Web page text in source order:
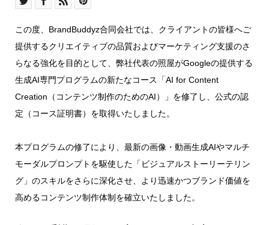
この度、BrandBuddyz合同会社では、クライアントの皆様へご
提供するクリエイティブの品質およびマーケティング支援のさ
らなる強化を目的として、弊社代表の照屋がGoogleの提供する
生成AI専門プログラムの新たなコース「AI for Content
Creation（コンテンツ制作のためのAI）」を修了し、公式の認
定（コース証明書）を取得いたしました。
本プログラムの修了により、最新の画像・動画生成AIやマルチ
モーダルプロンプトを駆使した「ビジュアルストーリーテリン
グ」のスキルをさらに深化させ、より迅速かつブランド価値を
高めるコンテンツ制作体制を確立いたしました。